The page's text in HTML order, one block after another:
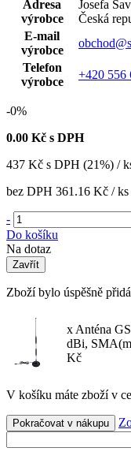
Adresa
výrobce
Josefa
Česká
E-mail
výrobce
Telefon
výrobce
+420 556
-0%
0.00 Kč s DPH
437 Kč s DPH (21%) /
bez DPH 361.16 Kč / ks
-
Do košíku
Na dotaz
Zavřít
Zboží bylo úspěšně
x Anténa
dBi,
Kč
V košíku máte zboží v
Pokračovat v nákupu